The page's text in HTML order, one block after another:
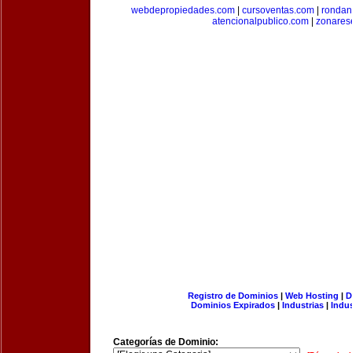
webdepropiedades.com| cursoventas.com|
atencionalpublico.com
Registro de Dominios| Web Hosting |
Dominios Expirados | Industrias |
Categorías de Dominio: